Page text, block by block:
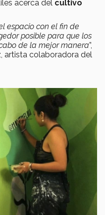
acerca del cultivo
espacio con el fin de
posible para que los
de la mejor manera”,
artista colaboradora del